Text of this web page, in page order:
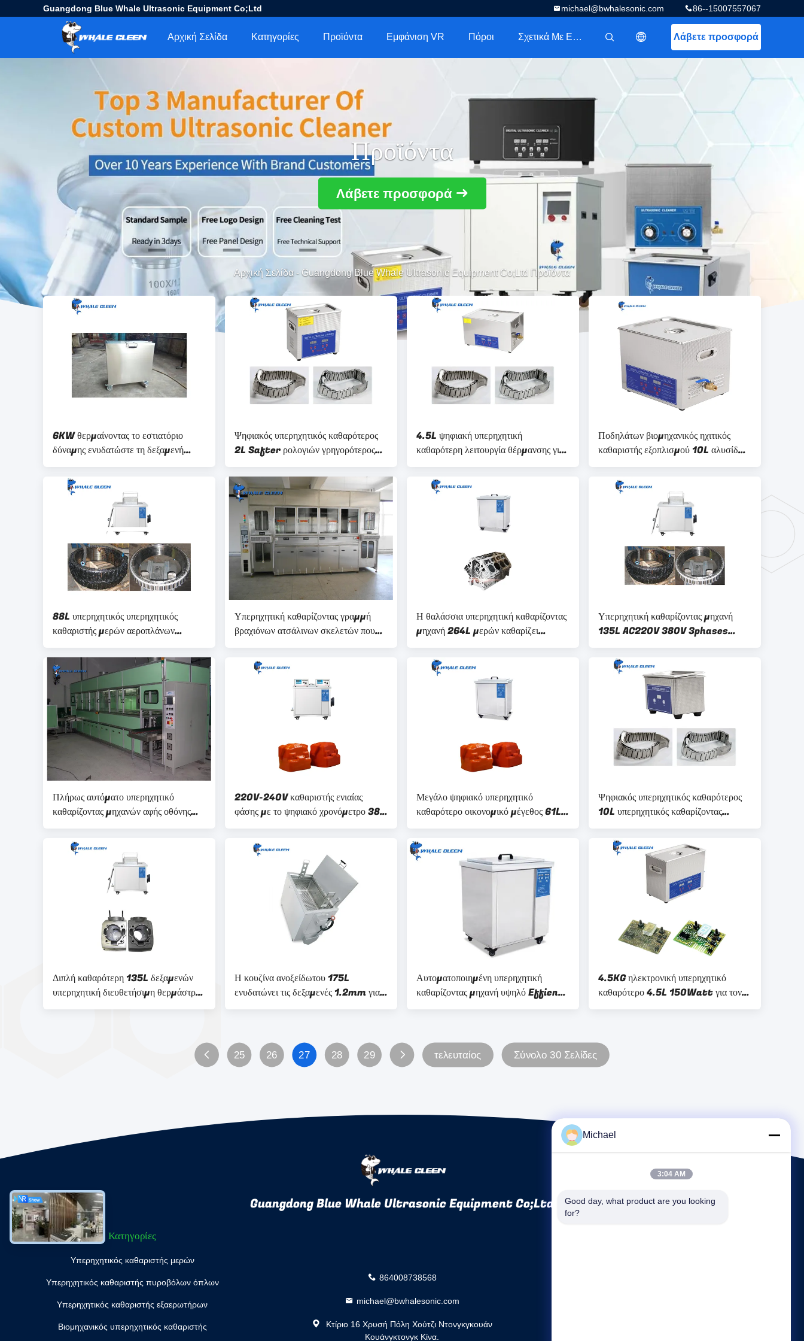
Guangdong Blue Whale Ultrasonic Equipment Co;Ltd 86--15007557067
michael@bwhalesonic.com
Λάβετε προσφορά
描述
Αρχική Σελίδα Κατηγορίες Προϊόντα Εμφάνιση VR Πόροι Σχετικά Με Εμάς
Προϊόντα
Λάβετε προσφορά
Αρχική Σελίδα - Guangdong Blue Whale Ultrasonic Equipment Co;Ltd Προϊόντα
6KW θερμαίνοντας το εστιατόριο
δύναμης ενυδατώστε τη δεξαμενή
360L για το φίλτρο κουκουλών λιπών
Ψηφιακός υπερηχητικός καθαρότερος
2L Safter ρολογιών γρηγορότερος
καθαρισμός μερών
4.5L ψηφιακή υπερηχητική
καθαρότερη λειτουργία θέρμανσης για
το κατάστημα επισκευής ρολογιών
Ποδηλάτων βιομηχανικός ηχιτικός
καθαριστής εξοπλισμού 10L αλυσίδων
βιομηχανικός υπερηχητικός
καθαρίζοντας
88L υπερηχητικός υπερηχητικός
καθαριστής μερών αεροπλάνων
πλυντηρίων
Υπερηχητική καθαρίζοντας γραμμή
βραχιόνων ατσάλινων σκελετών που
αυτοματοποιείται πλήρως για την
οπτική βιομηχανία
Η θαλάσσια υπερηχητική καθαρίζοντας
μηχανή 264L μερών καθαρίζει
γρήγορα με τη θερμάστρα
Υπερηχητική καθαρίζοντας μηχανή
135L AC220V 380V 3phases
μερών αεροσκαφών
Πλήρως αυτόματο υπερηχητικό
καθαρίζοντας μηχανών αφής οθόνης
πλυντήριο μερών ελέγχου υπερηχητικό
220V-240V καθαριστής ενιαίας
φάσης με το ψηφιακό χρονόμετρο 38L
για την τρισδιάστατη εκτύπωση
Μεγάλο ψηφιακό υπερηχητικό
καθαρότερο οικονομικό μέγεθος 61L
για τον τρισδιάστατο εκτυπωτή
Ψηφιακός υπερηχητικός καθαρότερος
10L υπερηχητικός καθαρίζοντας
εξοπλισμός μεγάλης περιεκτικότητας
200W
Διπλή καθαρότερη 135L δεξαμενών
υπερηχητική διευθετήσιμη θερμάστρα
20-95C μηχανών για το κεφάλι
Η κουζίνα ανοξείδωτου 175L
ενυδατώνει τις δεξαμενές 1.2mm για
τα βρώμικα δοχεία και τα τηγάνια
Αυτοματοποιημένη υπερηχητική
καθαρίζοντας μηχανή υψηλό Effiency
77L για τις πλαστικές φόρμες
4.5KG ηλεκτρονική υπερηχητικό
καθαρότερο 4.5L 150Watt για τον
πίνακα PCB
25 26 27 28 29 τελευταίος Σύνολο 30 Σελίδες
Guangdong Blue Whale Ultrasonic Equipment Co;Ltd
Κατηγορίες
Υπερηχητικός καθαριστής μερών
Υπερηχητικός καθαριστής πυροβόλων όπλων
Υπερηχητικός καθαριστής εξαερωτήρων
Βιομηχανικός υπερηχητικός καθαριστής
864008738568
michael@bwhalesonic.com
Κτίριο 16 Χρυσή Πόλη Χούτζι Ντονγκγκουάν
Κουάνγκτονγκ Κίνα.
Michael
3:04 AM
Good day, what product are you looking
for?